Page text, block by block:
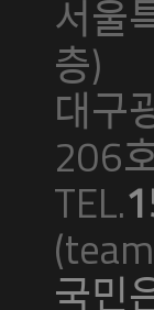
서울
층)
대구
206
TEL.
국민